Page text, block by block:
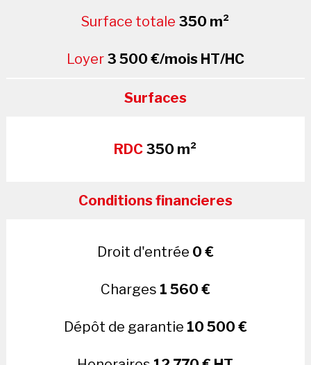
Surface totale 350 m²
Loyer 3 500 €/mois HT/HC
Surfaces
RDC 350 m²
Conditions financieres
Droit d'entrée 0 €
Charges 1 560 €
Dépôt de garantie 10 500 €